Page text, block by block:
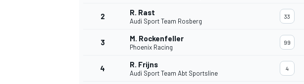
FÓRMULA E
2 R. Rast
Audi Sport Team Rosberg
33
3 M. Rockenfeller
Phoenix Racing
99
4 R. Frijns
Audi Sport Team Abt Sportsline
4